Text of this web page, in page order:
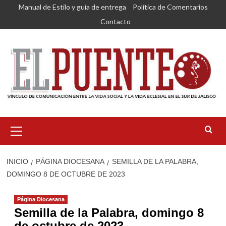
Saltar
contenido
Manual de Estilo y guía de entrega
Política de Comentarios
Contacto
primario
INICIO PÁGINA DIOCESANA
SEMILLA DE LA PALABRA,
DOMINGO 8 DE OCTUBRE DE 2023
Página Diocesana
Semilla de la Palabra, domingo 8